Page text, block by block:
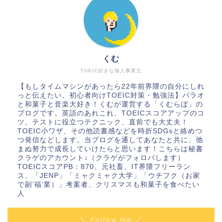
TOEIC好きな個人事業主
くむ
【もしタイムマシンがあったら22年前界隈の自分にしれ
っと伝えたい、初心者向けTOEIC対策・勉強法】パラオ
と和菓子と音楽大好き！くむが運営する「くむらぼ」の
ブログです。英語のあれこれ、TOEICスコアアップのコ
ツ、テストに役立つテクニック、直前でも大丈夫！
TOEIC小ワザ、その他読書感などを時折SDGsと絡めつ
つ発信などします。当ブログを通してあなたと共に、弛
まぬ努力で成長していけたらと思います！こちらは秘書
クラゲのアカウント↓（クラゲがフォロバします）
TOEICスコアPB：870、元社畜、IT界隈フリーラン
ス、「JENP」「ミャクミャク大学」「ウチフク（お家
で副’福’業）」考案者、クリスマスも和菓子を食べたい
人
＼ Follow me ／